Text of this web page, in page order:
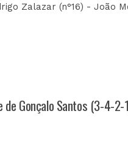
Zalazar (n°16) - João
Gonçalo Santos (3-4-2-